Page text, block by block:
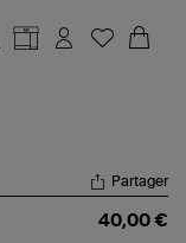
Partager
40,00 €